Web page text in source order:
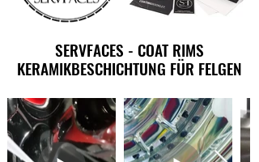
SERVFACES - COAT RIMS
KERAMIKBESCHICHTUNG FÜR FELGEN
SERVFACES - COAT RIMS
KERAMIKBESCHICHTUNG FÜR FELGEN